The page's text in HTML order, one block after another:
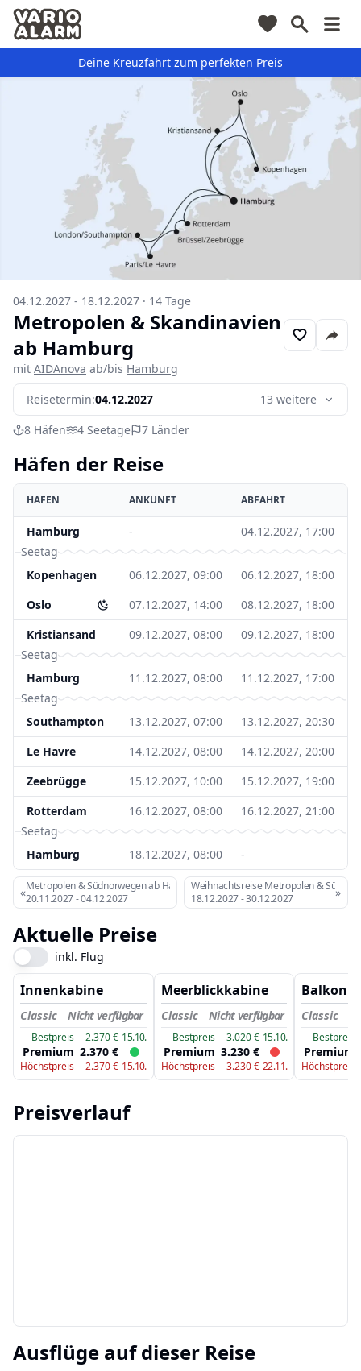
Deine Kreuzfahrt zum perfekten Preis
04.12.2027 - 18.12.2027 · 14 Tage
Metropolen & Skandinavien
ab Hamburg
mit AIDAnova ab/bis Hamburg
Reisetermin:04.12.2027
13 weitere
8 Häfen 4 Seetage 7 Länder
Häfen der Reise
HAFEN ANKUNFT ABFAHRT
Hamburg -
04.12.2027, 17:00
Seetag
Kopenhagen
06.12.2027, 09:00
06.12.2027, 18:00
Oslo
07.12.2027, 14:00
08.12.2027, 18:00
Kristiansand
09.12.2027, 08:00
09.12.2027, 18:00
Seetag
Hamburg
11.12.2027, 08:00
11.12.2027, 17:00
Seetag
Southampton
13.12.2027, 07:00
13.12.2027, 20:30
Le Havre
14.12.2027, 08:00
14.12.2027, 20:00
Zeebrügge
15.12.2027, 10:00
15.12.2027, 19:00
Rotterdam
16.12.2027, 08:00
16.12.2027, 21:00
Seetag
Hamburg
18.12.2027, 08:00 -
«Metropolen & Südnorwegen ab Hamburg
20.11.2027-04.12.2027
Weihnachtsreise Metropolen &
18.12.2027-30.12.2027 »
Aktuelle Preise
inkl. Flug
Innenkabine
Classic Nicht verfügbar
Bestpreis 2.370€ 15.10.
Premium 2.370 €
Höchstpreis 2.370€ 15.10.
Meerblickkabine
Classic Nicht verfügbar
Bestpreis 3.020€ 15.10.
Premium 3.230 €
Höchstpreis 3.230€ 22.11.
Classic
Bestpreis
Premium
Höchstpreis
Preisverlauf
Ausflüge auf dieser Reise